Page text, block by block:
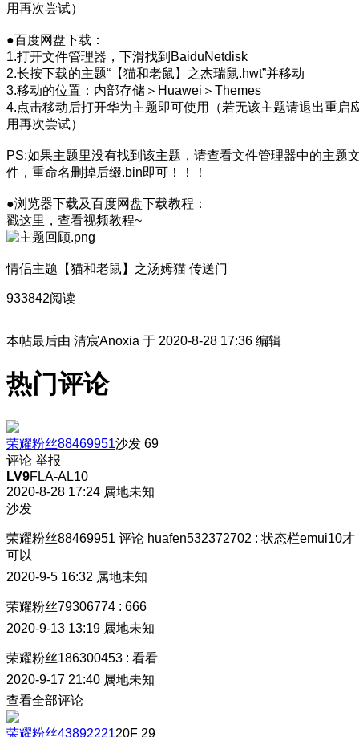
用再次尝试）
●百度网盘下载：
1.打开文件管理器，下滑找到BaiduNetdisk
2.长按下载的主题“【猫和老鼠】之杰瑞鼠.hwt”并移动
3.移动的位置：内部存储＞Huawei＞Themes
4.点击移动后打开华为主题即可使用（若无该主题请退出重启
用再次尝试）
PS:如果主题里没有找到该主题，请查看文件管理器中的主题
件，重命名删掉后缀.bin即可！！！
●浏览器下载及百度网盘下载教程：
戳这里，查看视频教程~
情侣主题【猫和老鼠】之汤姆猫 传送门
933842阅读
本帖最后由 清宸Anoxia 于 2020-8-28 17:36 编辑
热门评论
荣耀粉丝88469951沙发 69
评论 举报
LV9FLA-AL10
2020-8-28 17:24 属地未知
沙发
荣耀粉丝88469951 评论 huafen532372702 : 状态栏emui10才
可以
2020-9-5 16:32 属地未知
荣耀粉丝79306774 : 666
2020-9-13 13:19 属地未知
荣耀粉丝186300453 : 看看
2020-9-17 21:40 属地未知
查看全部评论
荣耀粉丝4389222120F 29